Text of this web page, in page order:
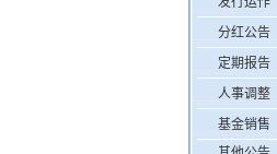
分红公告
定期报告
人事调整
基金销售